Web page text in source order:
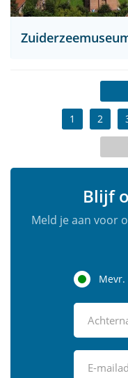
1 2
Blijf
Meld je aan voor
Mevr.